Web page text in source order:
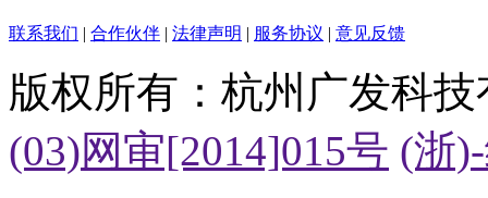
联系我们 | 合作伙伴 | 法律声明 | 服务协议 | 意见反馈
版权所有：杭州广发科
(03)网审[2014]015号 (浙